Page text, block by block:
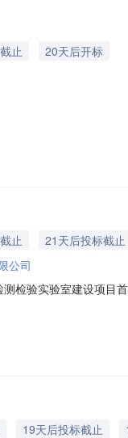
止
20天后开标
止 21天后投标截止
公司
检验实验室建设项目
目管理咨询有限公司
19天后投标截止